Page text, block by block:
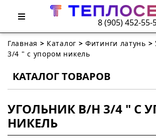
8 (905) 452-55-
Главная > Каталог >Фитинги латунь >
3/4 " с упором никель
КАТАЛОГ ТОВАРОВ
УГОЛЬНИК В/Н 3/4 " С
НИКЕЛЬ